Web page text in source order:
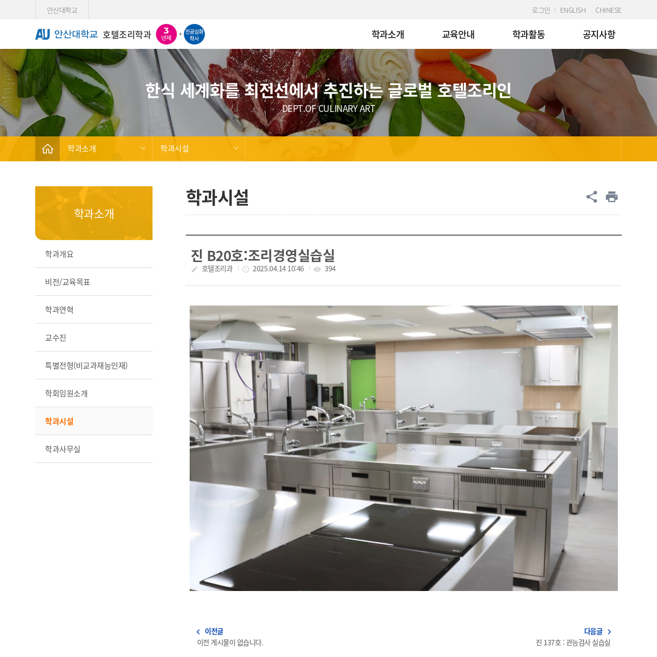
Skip Menu
안산대학교 로그인 ENGLISH CHINESE
호텔조리학과 학과소개 교육안내 학과활동 공지사항
한식 세계화를 최전선에서 추진하는 글로벌 호텔조리인
DEPT.OF CULINARY ART
학과소개 학과시설
학과소개
학과개요
비전/교육목표
학과연혁
교수진
특별전형(비교과재능인재)
학회임원소개
학과시설
학과사무실
학과시설 공유
share print
진 B20호:조리경영실습실
작성자
create 호텔조리과 작성일
access_time 2025.04.14 10:46 조회수
visibility 394
navigate_before 이전글
이전 게시물이 없습니다.
다음글 navigate_next
진 137호 : 관능검사 실습실